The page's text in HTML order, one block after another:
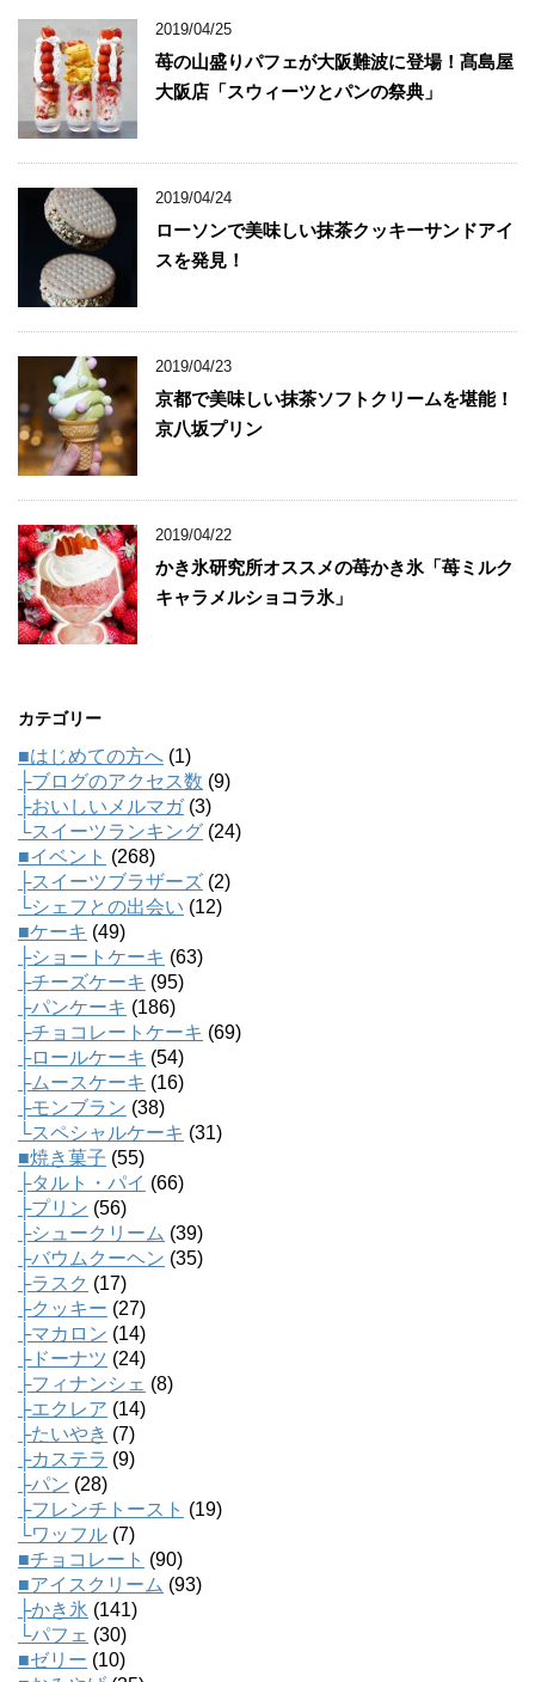
2019/04/25
苺の山盛りパフェが大阪難波に登場！髙島屋
大阪店「スウィーツとパンの祭典」
2019/04/24
ローソンで美味しい抹茶クッキーサンドアイ
スを発見！
2019/04/23
京都で美味しい抹茶ソフトクリームを堪能！
京八坂プリン
2019/04/22
かき氷研究所オススメの苺かき氷「苺ミルク
キャラメルショコラ氷」
カテゴリー
■はじめての方へ (1)
├ブログのアクセス数 (9)
├おいしいメルマガ(3)
└スイーツランキング (24)
■イベント (268)
├スイーツブラザーズ (2)
└シェフとの出会い (12)
■ケーキ (49)
├ショートケーキ (63)
├チーズケーキ (95)
├パンケーキ (186)
├チョコレートケーキ (69)
├ロールケーキ (54)
├ムースケーキ (16)
├モンブラン (38)
└スペシャルケーキ (31)
■焼き菓子 (55)
├タルト・パイ (66)
├プリン (56)
├シュークリーム (39)
├バウムクーヘン (35)
├ラスク (17)
├クッキー (27)
├マカロン (14)
├ドーナツ (24)
├フィナンシェ (8)
├エクレア (14)
├たいやき (7)
├カステラ (9)
├パン (28)
├フレンチトースト (19)
└ワッフル (7)
■チョコレート (90)
■アイスクリーム (93)
├かき氷 (141)
└パフェ (30)
■ゼリー (10)